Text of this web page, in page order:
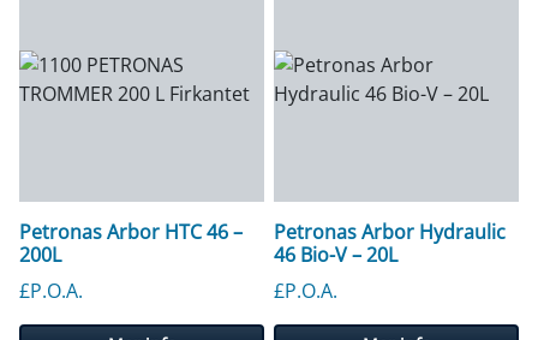
Petronas Arbor HTC 46 –
200L
£P.O.A.
Petronas Arbor Hydraulic
46 Bio-V – 20L
£P.O.A.